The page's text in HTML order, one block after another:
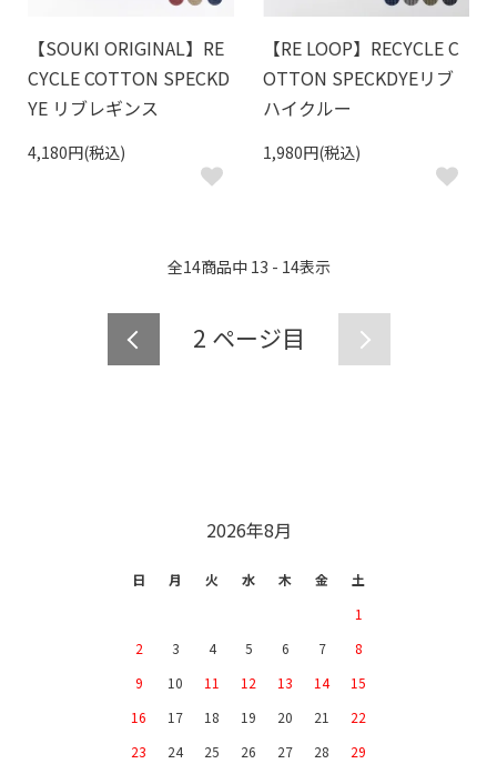
【SOUKI ORIGINAL】RE
CYCLE COTTON SPECKD
YE リブレギンス
4,180円(税込)
【RE LOOP】RECYCLE C
OTTON SPECKDYEリブ
ハイクルー
1,980円(税込)
全14商品中 13 - 14表示
2 ページ目
2026年8月
日 月 火 水 木 金
土
1
2
3 4 5 6 7
8
9
10 11 12 13 14
15
16
17 18 19 20 21
22
23
24 25 26 27 28
29